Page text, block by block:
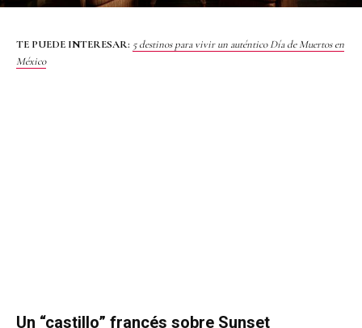
TE PUEDE INTERESAR: 5 destinos para vivir un auténtico Día de Muertos en
México
Un “castillo” francés sobre Sunset